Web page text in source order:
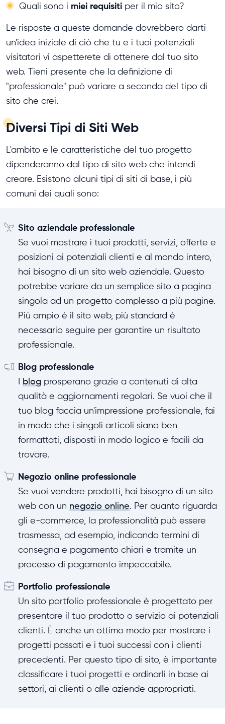
Quali sono i miei requisiti per il mio sito?
Le risposte a queste domande dovrebbero darti
un'idea iniziale di ciò che tu e i tuoi potenziali
visitatori vi aspetterete di ottenere dal tuo sito
web. Tieni presente che la definizione di
"professionale" può variare a seconda del tipo di
sito che crei.
Diversi Tipi di Siti Web
L'ambito e le caratteristiche del tuo progetto
dipenderanno dal tipo di sito web che intendi
creare. Esistono alcuni tipi di siti di base, i più
comuni dei quali sono:
Sito aziendale professionale
Se vuoi mostrare i tuoi prodotti, servizi, offerte e
posizioni ai potenziali clienti e al mondo intero,
hai bisogno di un sito web aziendale. Questo
potrebbe variare da un semplice sito a pagina
singola ad un progetto complesso a più pagine.
Più ampio è il sito web, più standard è
necessario seguire per garantire un risultato
professionale.
Blog professionale
blog prosperano grazie a contenuti di alta
qualità e aggiornamenti regolari. Se vuoi che il
tuo blog faccia un'impressione professionale, fai
in modo che i singoli articoli siano ben
formattati, disposti in modo logico e facili da
trovare.
Negozio online professionale
Se vuoi vendere prodotti, hai bisogno di un sito
web con un negozio online. Per quanto riguarda
gli e-commerce, la professionalità può essere
trasmessa, ad esempio, indicando termini di
consegna e pagamento chiari e tramite un
processo di pagamento impeccabile.
Portfolio professionale
Un sito portfolio professionale è progettato per
presentare il tuo prodotto o servizio ai potenziali
clienti. È anche un ottimo modo per mostrare i
progetti passati e i tuoi successi con i clienti
precedenti. Per questo tipo di sito, è importante
classificare i tuoi progetti e ordinarli in base ai
settori, ai clienti o alle aziende appropriati.